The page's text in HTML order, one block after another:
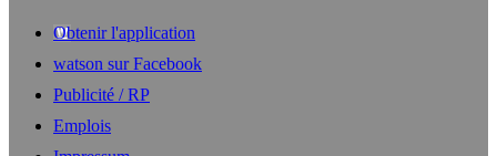
Obtenir l'application
watson sur Facebook
Publicité / RP
Emplois